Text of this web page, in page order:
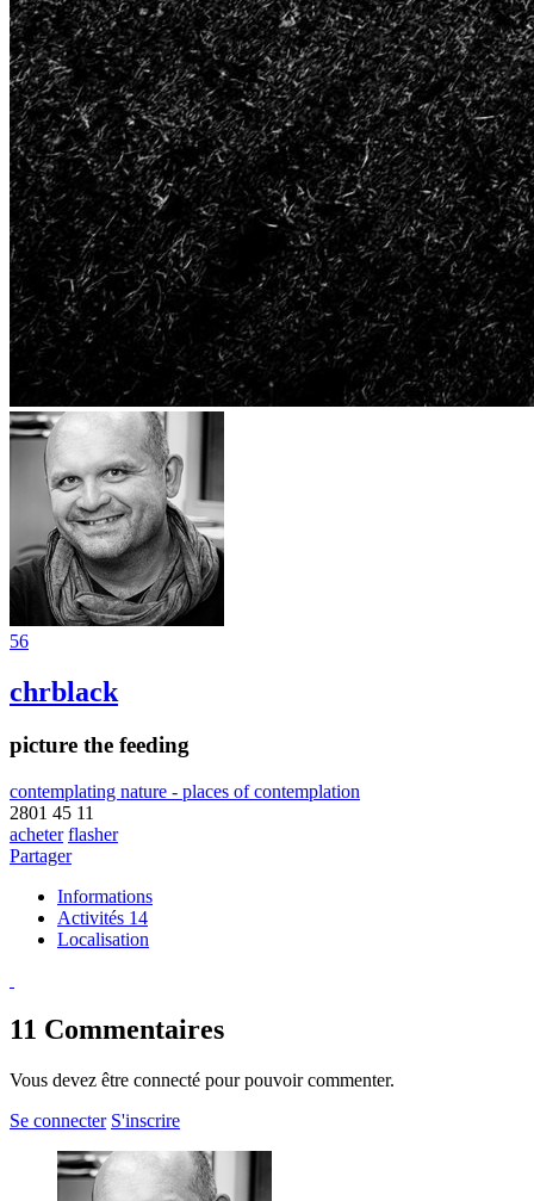
56
chrblack
picture the feeding
contemplating nature - places of contemplation
2801 45 11
acheter flasher
Partager
Informations
Activités 14
Localisation
11 Commentaires
Vous devez être connecté pour pouvoir commenter.
Se connecter S'inscrire